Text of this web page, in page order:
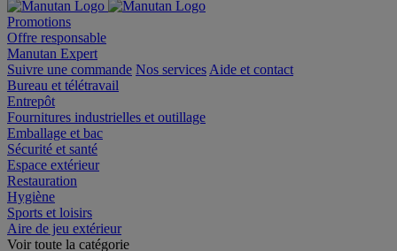
Mes devis Suivre une commande Nos services
Promotions
Offre responsable
Manutan Expert
Suivre une commande
Bureau et télétravail
Entrepôt
Fournitures industrielles et outillage
Emballage et bac
Sécurité et santé
Espace extérieur
Restauration
Hygiène
Sports et loisirs
Aire de jeu extérieur